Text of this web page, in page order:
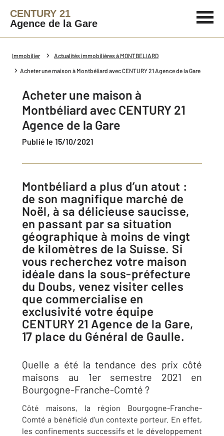
CENTURY 21
Agence de la Gare
Immobilier Actualités immobilières à MONTBELIARD
Acheter une maison à Montbéliard avec CENTURY 21 Agence de la Gare
Acheter une maison à
Montbéliard avec CENTURY 21
Agence de la Gare
Publié le 15/10/2021
Montbéliard a plus d’un atout :
de son magnifique marché de
Noël, à sa délicieuse saucisse,
en passant par sa situation
géographique à moins de vingt
de kilomètres de la Suisse. Si
vous recherchez votre maison
idéale dans la sous-préfecture
du Doubs, venez visiter celles
que commercialise en
exclusivité votre équipe
CENTURY 21 Agence de la Gare,
17 place du Général de Gaulle.
Quelle a été la tendance des prix côté
maisons au 1er semestre 2021 en
Bourgogne-Franche-Comté ?
Côté maisons, la région Bourgogne-Franche-
Comté a bénéficié d’un contexte porteur. En effet,
les confinements successifs et le développement